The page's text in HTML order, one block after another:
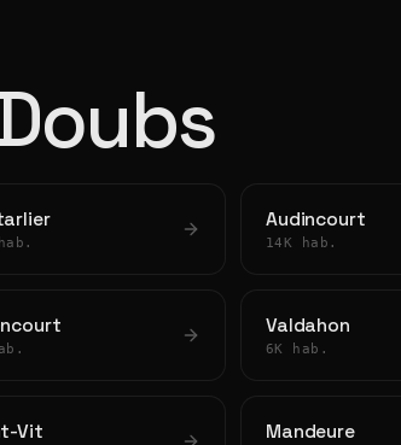
Audincourt
14K hab.
Valdahon
6K hab.
Vit Mandeure